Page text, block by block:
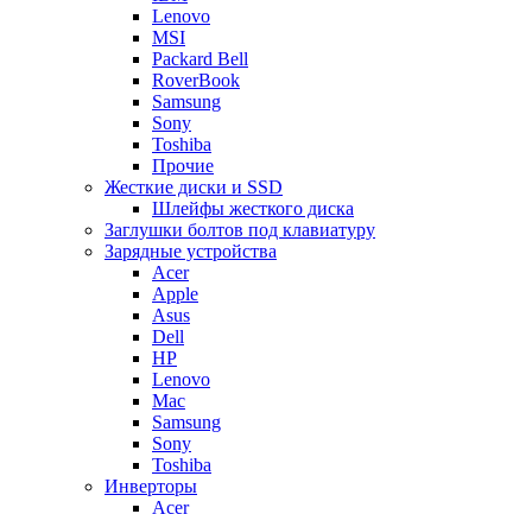
Lenovo
MSI
Packard Bell
RoverBook
Samsung
Sony
Toshiba
Прочие
Жесткие диски и SSD
Шлейфы жесткого диска
Заглушки болтов под клавиатуру
Зарядные устройства
Acer
Apple
Asus
Dell
HP
Lenovo
Mac
Samsung
Sony
Toshiba
Инверторы
Acer